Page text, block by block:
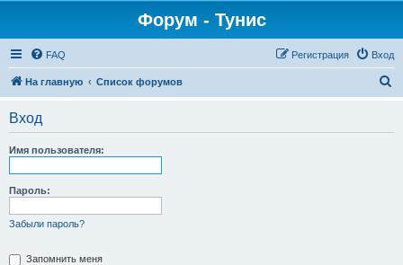
Форум - Тунис
FAQ Вход
Регистрация
На главную Список форумов
Вход
Имя пользователя:
Пароль:
Забыли пароль?
Запомнить меня